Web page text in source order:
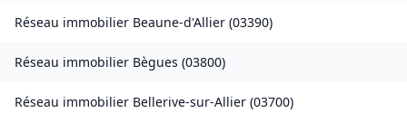
Réseau immobilier Beaune-d'Allier (03390)
Réseau immobilier Bègues (03800)
Réseau immobilier Bellerive-sur-Allier (03700)